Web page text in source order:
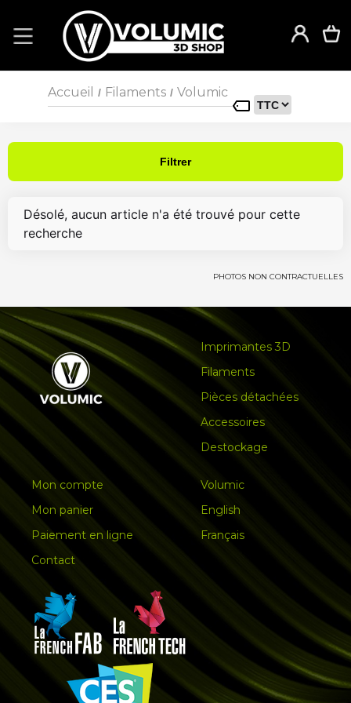
Accueil / Filaments / Volumic
Filtrer
Désolé, aucun article n'a été trouvé pour cette
recherche
PHOTOS NON CONTRACTUELLES
Imprimantes 3D
Filaments
Pièces détachées
Accessoires
Destockage
Mon compte
Mon panier
Paiement en ligne
Contact
Volumic
English
Français